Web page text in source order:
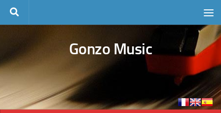
Skip to content
Gonzo Music